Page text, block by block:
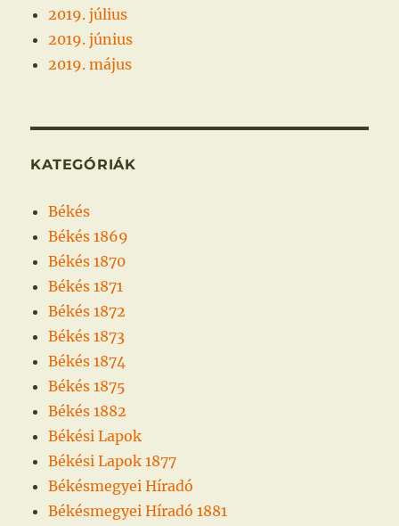
2019. július
2019. június
2019. május
KATEGÓRIÁK
Békés
Békés 1869
Békés 1870
Békés 1871
Békés 1872
Békés 1873
Békés 1874
Békés 1875
Békés 1882
Békési Lapok
Békési Lapok 1877
Békésmegyei Híradó
Békésmegyei Híradó 1881